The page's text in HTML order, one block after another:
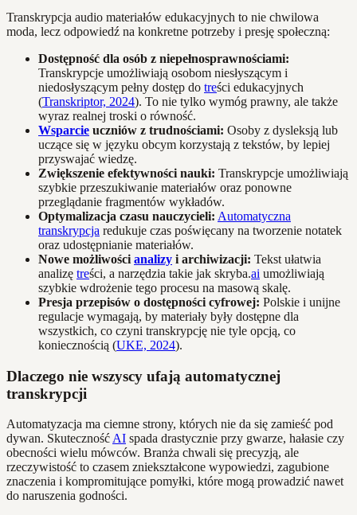
Transkrypcja audio materiałów edukacyjnych to nie chwilowa
moda, lecz odpowiedź na konkretne potrzeby i presję społeczną:
Dostępność dla osób z niepełnosprawnościami:
Transkrypcje umożliwiają osobom niesłyszącym i
niedosłyszącym pełny dostęp do treści edukacyjnych
(Transkriptor, 2024). To nie tylko wymóg prawny, ale także
wyraz realnej troski o równość.
Wsparcie uczniów z trudnościami: Osoby z dysleksją lub
uczące się w języku obcym korzystają z tekstów, by lepiej
przyswajać wiedzę.
Zwiększenie efektywności nauki: Transkrypcje umożliwiają
szybkie przeszukiwanie materiałów oraz ponowne
przeglądanie fragmentów wykładów.
Optymalizacja czasu nauczycieli: Automatyczna
transkrypcja redukuje czas poświęcany na tworzenie notatek
oraz udostępnianie materiałów.
Nowe możliwości analizy i archiwizacji: Tekst ułatwia
analizę treści, a narzędzia takie jak skryba.ai umożliwiają
szybkie wdrożenie tego procesu na masową skalę.
Presja przepisów o dostępności cyfrowej: Polskie i unijne
regulacje wymagają, by materiały były dostępne dla
wszystkich, co czyni transkrypcję nie tyle opcją, co
koniecznością (UKE, 2024).
Dlaczego nie wszyscy ufają automatycznej
transkrypcji
Automatyzacja ma ciemne strony, których nie da się zamieść pod
dywan. Skuteczność AI spada drastycznie przy gwarze, hałasie czy
obecności wielu mówców. Branża chwali się precyzją, ale
rzeczywistość to czasem zniekształcone wypowiedzi, zagubione
znaczenia i kompromitujące pomyłki, które mogą prowadzić nawet
do naruszenia godności.